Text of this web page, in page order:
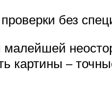
без
картины –